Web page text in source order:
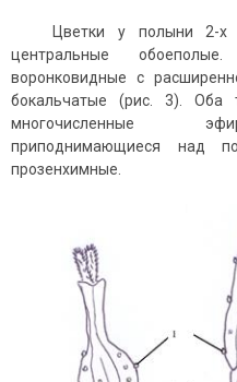
Цветки у полыни 2-х
центральные
воронковидные с
бокальчатые (рис. 3). Оба
многочисленные
приподнимающиеся над
прозенхимные.